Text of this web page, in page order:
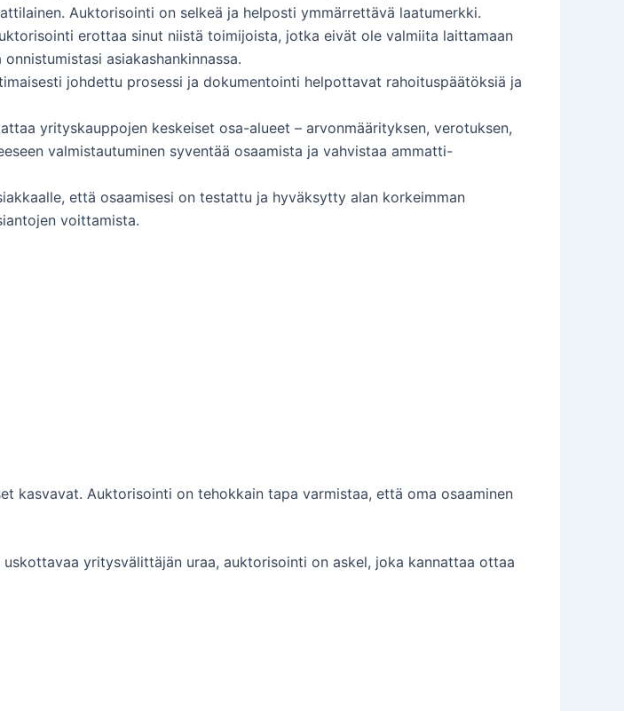
Auktorisointi on selkeä ja helposti ymmärrettävä laatumerkki.
erottaa sinut niistä toimijoista, jotka eivät ole valmiita laittamaan
asiakashankinnassa.
johdettu prosessi ja dokumentointi helpottavat rahoituspäätöksiä ja
yrityskauppojen keskeiset osa-alueet – arvonmäärityksen, verotuksen,
valmistautuminen syventää osaamista ja vahvistaa ammatti-
että osaamisesi on testattu ja hyväksytty alan korkeimman
voittamista.
kasvavat. Auktorisointi on tehokkain tapa varmistaa, että oma osaaminen
yritysvälittäjän uraa, auktorisointi on askel, joka kannattaa ottaa